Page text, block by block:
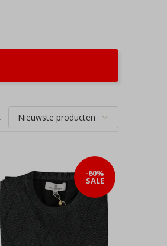
-60%
SALE